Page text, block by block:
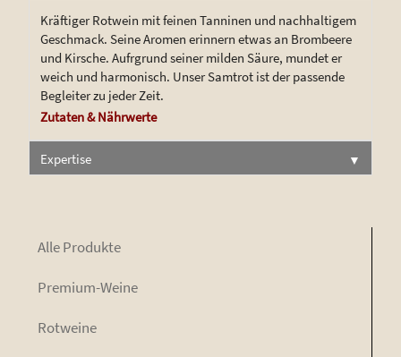
Kräf­ti­ger Rot­wein mit fei­nen Tan­ni­nen und nach­hal­ti­gem
Geschmack. Sei­ne Aro­men erin­nern etwas an Brom­bee­re
und Kir­sche. Auf­rgrund sei­ner mil­den Säu­re, mun­det er
weich und har­mo­nisch. Unser Samt­rot ist der pas­sen­de
Beglei­ter zu jeder Zeit.
Zuta­ten & Nährwerte
Expertise ▼
Alle Pro­duk­te
Pre­mi­um-Wei­ne
Rot­wei­ne